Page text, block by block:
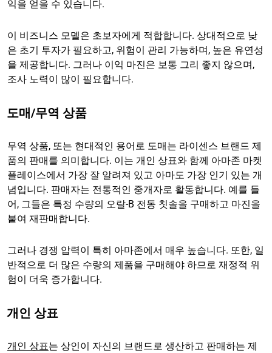
익을 얻을 수 있습니다.
이 비즈니스 모델은 초보자에게 적합합니다. 상대적으로 낮
은 초기 투자가 필요하고, 위험이 관리 가능하며, 높은 유연성
을 제공합니다. 그러나 이익 마진은 보통 그리 좋지 않으며,
조사 노력이 많이 필요합니다.
도매/무역 상품
무역 상품, 또는 현대적인 용어로 도매는 라이센스 브랜드 제
품의 판매를 의미합니다. 이는 개인 상표와 함께 아마존 마켓
플레이스에서 가장 잘 알려져 있고 아마도 가장 인기 있는 개
념입니다. 판매자는 전통적인 중개자로 활동합니다. 예를 들
어, 그들은 특정 수량의 오랄-B 전동 칫솔을 구매하고 마진을
붙여 재판매합니다.
그러나 경쟁 압력이 특히 아마존에서 매우 높습니다. 또한, 일
반적으로 더 많은 수량의 제품을 구매해야 하므로 재정적 위
험이 더욱 증가합니다.
개인 상표
개인 상표는 상인이 자신의 브랜드로 생산하고 판매하는 제